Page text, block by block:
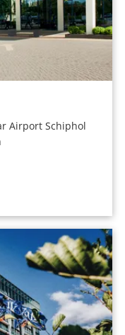
Airport Schiphol